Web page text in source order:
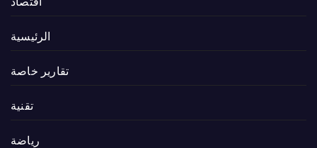
الرئيسية
تقارير خاصة
تقنية
رياضة